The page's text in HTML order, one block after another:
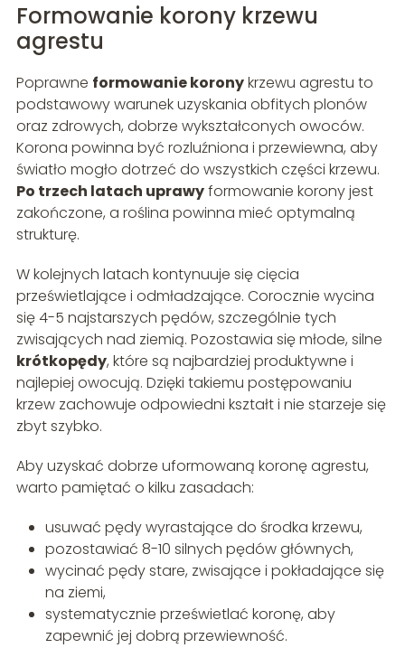
Formowanie korony krzewu
agrestu
Poprawne formowanie koronykrzewu agrestu to
podstawowy warunek uzyskania obfitych plonów
oraz zdrowych, dobrze wykształconych owoców.
Korona powinna być rozluźniona i przewiewna, aby
światło mogło dotrzeć do wszystkich części krzewu.
Po trzech latach uprawyformowanie korony jest
zakończone, a roślina powinna mieć optymalną
strukturę.
W kolejnych latach kontynuuje się cięcia
prześwietlające i odmładzające. Corocznie wycina
się 4-5 najstarszych pędów, szczególnie tych
zwisających nad ziemią. Pozostawia się młode, silne
krótkopędy, które są najbardziej produktywne i
najlepiej owocują. Dzięki takiemu postępowaniu
krzew zachowuje odpowiedni kształt i nie starzeje się
zbyt szybko.
Aby uzyskać dobrze uformowaną koronę agrestu,
warto pamiętać o kilku zasadach:
usuwać pędy wyrastające do środka krzewu,
pozostawiać 8-10 silnych pędów głównych,
wycinać pędy stare, zwisające i pokładające się
na ziemi,
systematycznie prześwietlać koronę, aby
zapewnić jej dobrą przewiewność.